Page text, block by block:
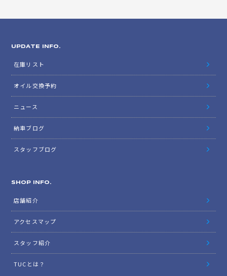
UPDATE INFO.
在庫リスト
オイル交換予約
ニュース
納車ブログ
スタッフブログ
SHOP INFO.
店舗紹介
アクセスマップ
スタッフ紹介
TUCとは？